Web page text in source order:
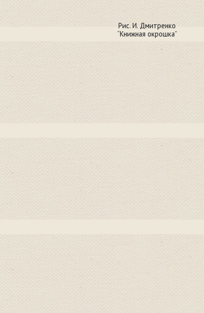
Рис. И. Дмитренко
“Книжная окрошка”